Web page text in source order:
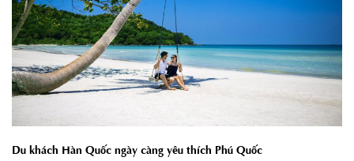
Du khách Hàn Quốc ngày càng yêu thích Phú Quốc